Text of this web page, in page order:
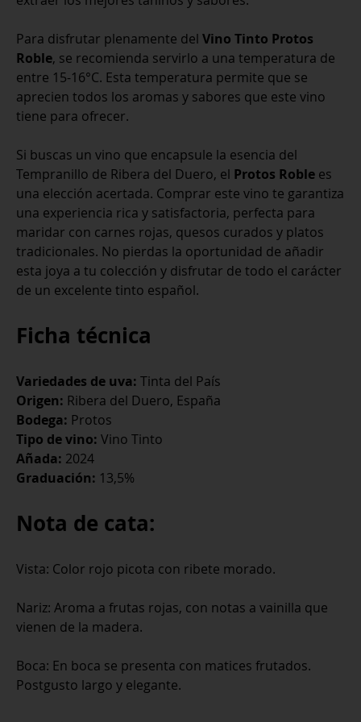
Para disfrutar plenamente del Vino Tinto Protos
Roble, se recomienda servirlo a una temperatura de
entre 15-16°C. Esta temperatura permite que se
aprecien todos los aromas y sabores que este vino
tiene para ofrecer.
Si buscas un vino que encapsule la esencia del
Tempranillo de Ribera del Duero, el Protos Roble es
una elección acertada. Comprar este vino te garantiza
una experiencia rica y satisfactoria, perfecta para
maridar con carnes rojas, quesos curados y platos
tradicionales. No pierdas la oportunidad de añadir
esta joya a tu colección y disfrutar de todo el carácter
de un excelente tinto español.
Ficha técnica
Variedades de uva: Tinta del País
Origen: Ribera del Duero, España
Bodega: Protos
Tipo de vino: Vino Tinto
Añada: 2024
Graduación: 13,5%
Nota de cata:
Vista: Color rojo picota con ribete morado.
Nariz: Aroma a frutas rojas, con notas a vainilla que
vienen de la madera.
Boca: En boca se presenta con matices frutados.
Postgusto largo y elegante.